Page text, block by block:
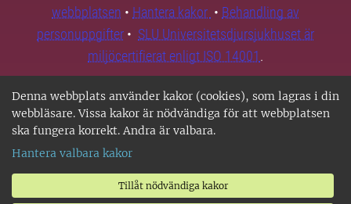
Denna webbplats använder kakor (cookies), som lagras i din
webbläsare. Vissa kakor är nödvändiga för att webbplatsen
ska fungera korrekt. Andra är valbara.
Hantera valbara kakor
Tillåt nödvändiga kakor
webbplatsen • Hantera kakor • Behandling av
personuppgifter • SLU Universitetsdjursjukhuset är
miljöcertifierat enligt ISO 14001.